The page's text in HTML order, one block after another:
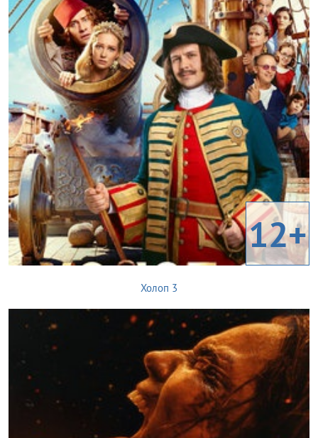
12+
Холоп 3